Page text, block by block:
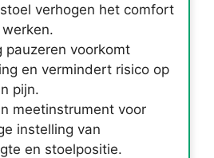
verhogen het comfort
pauzeren voorkomt
en vermindert risico op
pijn.
meetinstrument voor
instelling van
en stoelpositie.